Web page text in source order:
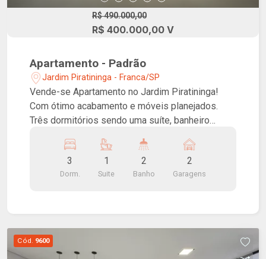
R$ 490.000,00
R$ 400.000,00 V
Apartamento - Padrão
Jardim Piratininga - Franca/SP
Vende-se Apartamento no Jardim Piratininga!
Com ótimo acabamento e móveis planejados.
Três dormitórios sendo uma suíte, banheiro
garagem.
3
Dorm.
1
Suite
2
Banho
2
Garagens
Cód. 9600